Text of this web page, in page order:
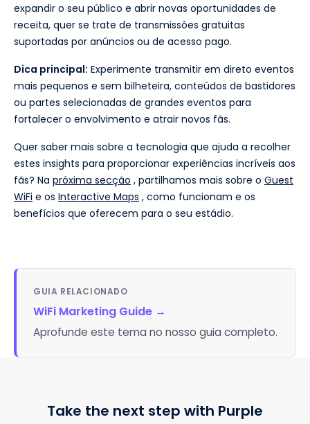
expandir o seu público e abrir novas oportunidades de
receita, quer se trate de transmissões gratuitas
suportadas por anúncios ou de acesso pago.
Dica principal: Experimente transmitir em direto eventos
mais pequenos e sem bilheteira, conteúdos de bastidores
ou partes selecionadas de grandes eventos para
fortalecer o envolvimento e atrair novos fãs.
Quer saber mais sobre a tecnologia que ajuda a recolher
estes insights para proporcionar experiências incríveis aos
fãs? Na próxima secção , partilhamos mais sobre o Guest
WiFi e os Interactive Maps , como funcionam e os
benefícios que oferecem para o seu estádio.
GUIA RELACIONADO
WiFi Marketing Guide →
Aprofunde este tema no nosso guia completo.
Take the next step with Purple